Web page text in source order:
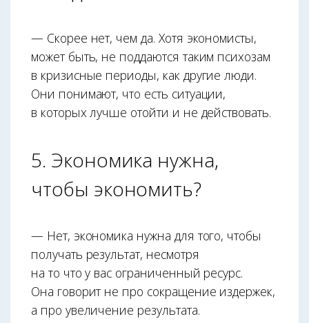
— Скорее нет, чем да. Хотя экономисты,
может быть, не поддаются таким психозам
в кризисные периоды, как другие люди.
Они понимают, что есть ситуации,
в которых лучше отойти и не действовать.
5. Экономика нужна,
чтобы экономить?
— Нет, экономика нужна для того, чтобы
получать результат, несмотря
на то что у вас ограниченный ресурс.
Она говорит не про сокращение издержек,
а про увеличение результата.